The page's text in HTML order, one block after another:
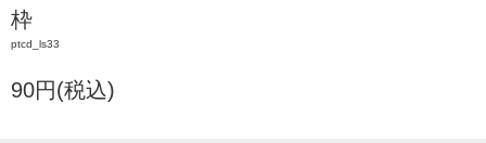
枠
ptcd_ls33
90円(税込)